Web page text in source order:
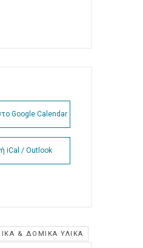
Google Calendar
iCal / Outlook
& ΔΟΜΙΚΆ ΥΛΙΚΆ